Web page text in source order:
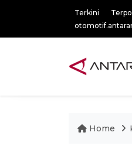
Terkini
Home